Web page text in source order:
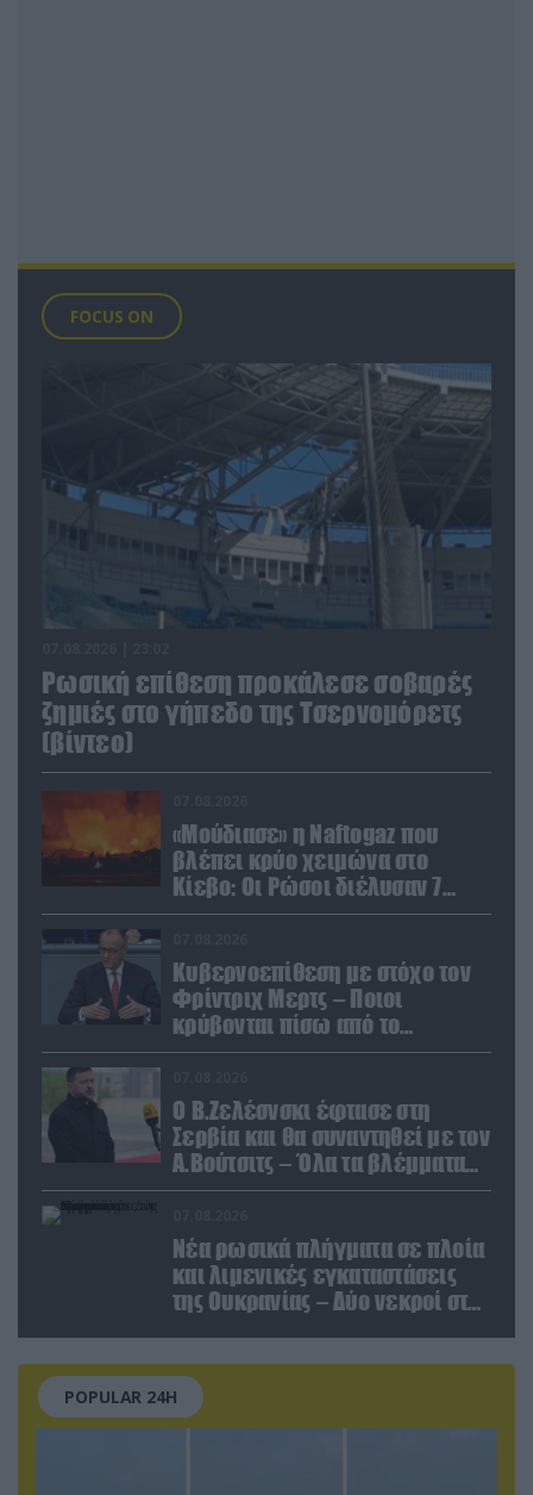
FOCUS ON
Ρωσική επίθεση προκάλεσε σοβαρές
ζημιές στο γήπεδο της Τσερνομόρετς
(βίντεο)
«Μούδιασε» η Naftogaz που
βλέπει κρύο χειμώνα στο
Κίεβο: Οι Ρώσοι διέλυσαν 7
εγκαταστάσεις του ουκρανικού
Κυβερνοεπίθεση με στόχο τον
Φρίντριχ Μερτς – Ποιοι
κρύβονται πίσω από το
παραποιημένο βίντεο
Ο Β.Ζελέσνσκι έφτασε στη
Σερβία και θα συναντηθεί με τον
Α.Βούτσιτς – Όλα τα βλέμματα
στις σχέσεις με τη Ρωσία
Νέα ρωσικά πλήγματα σε πλοία
και λιμενικές εγκαταστάσεις
της Ουκρανίας – Δύο νεκροί στην
POPULAR 24H